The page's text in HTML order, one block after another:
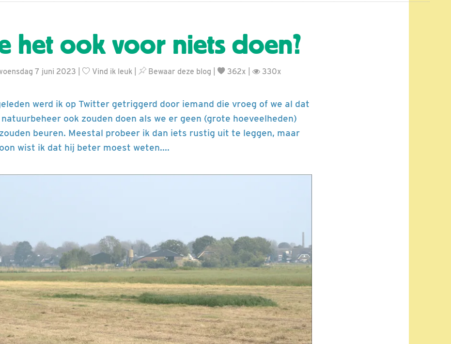
het ook voor niets doen?
7 juni 2023 | Vind ik leuk Bewaar deze blog 362x | 330x
werd ik op Twitter getriggerd door iemand die vroeg of we al dat
ook zouden doen als we er geen (grote hoeveelheden)
beuren. Meestal probeer ik dan iets rustig uit te leggen, maar
wist ik dat hij beter moest weten....